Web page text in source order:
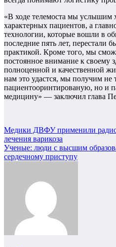
«В ходе телемоста мы услышим
характерных пациентов, а
технологии, которые вошли в
последние пять лет, перестали
практикой. Кроме того, мы
постоянное внимание к своему
полноценной и качественной
нам это удастся, мы получим не
пациентооринтированую, но и
медицину» — заключил глава
Навигация
по
записям
Медики ДВФУ применили
лечения варикоза
Ученые: люди с высшим
сердечному приступу